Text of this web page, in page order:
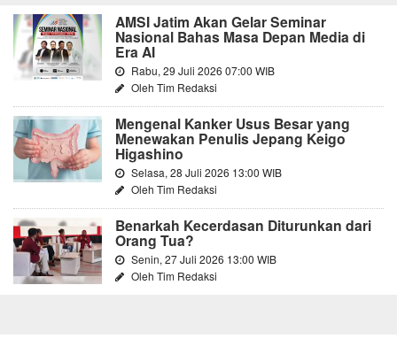
AMSI Jatim Akan Gelar Seminar
Nasional Bahas Masa Depan Media di
Era AI
Rabu, 29 Juli 2026 07:00 WIB
Oleh Tim Redaksi
Mengenal Kanker Usus Besar yang
Menewakan Penulis Jepang Keigo
Higashino
Selasa, 28 Juli 2026 13:00 WIB
Oleh Tim Redaksi
Benarkah Kecerdasan Diturunkan dari
Orang Tua?
Senin, 27 Juli 2026 13:00 WIB
Oleh Tim Redaksi